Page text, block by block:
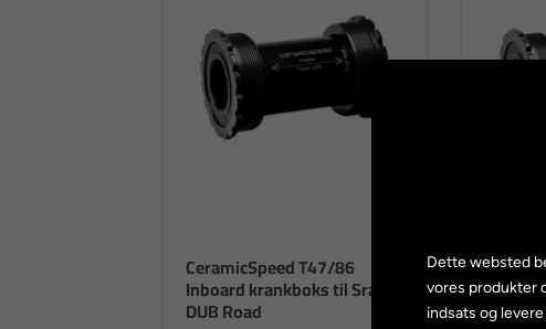
CeramicSpeed T47/86
Inboard krankboks til Sram
DUB Road DUB
Dette websted
vores produkter
indsats og